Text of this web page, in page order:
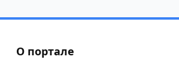
О портале